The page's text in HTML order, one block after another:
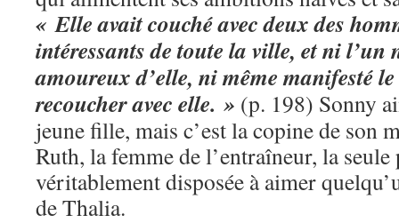
« Elle avait couché avec deux des
intéressants de toute la ville, et ni l’un
amoureux d’elle, ni même manifesté
recoucher avec elle. » (p. 198) Sonny
jeune fille, mais c’est la copine de son
Ruth, la femme de l’entraîneur, la seule
véritablement disposée à aimer
de Thalia.